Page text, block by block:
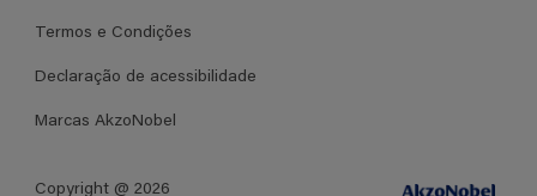
Termos e Condições
Declaração de acessibilidade
Marcas AkzoNobel
Copyright @ 2026